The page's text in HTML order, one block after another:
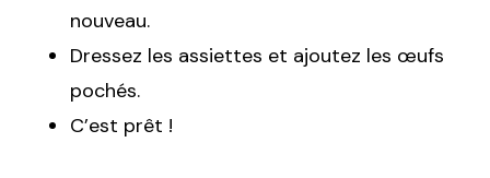
nouveau.
Dressez les assiettes et ajoutez les œufs
pochés.
C’est prêt !